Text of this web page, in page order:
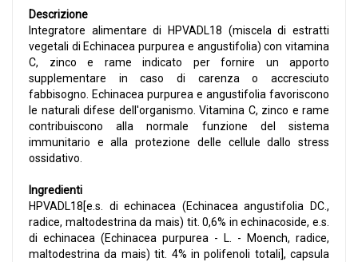
Descrizione
Integratore alimentare di HPVADL18 (miscela di estratti
vegetali di Echinacea purpurea e angustifolia) con vitamina
C, zinco e rame indicato per fornire un apporto
supplementare in caso di carenza o accresciuto
fabbisogno. Echinacea purpurea e angustifolia favoriscono
le naturali difese dell'organismo. Vitamina C, zinco e rame
contribuiscono alla normale funzione del sistema
immunitario e alla protezione delle cellule dallo stress
ossidativo.
Ingredienti
HPVADL18[e.s. di echinacea (Echinacea angustifolia DC.,
radice, maltodestrina da mais) tit. 0,6% in echinacoside, e.s.
di echinacea (Echinacea purpurea - L. - Moench, radice,
maltodestrina da mais) tit. 4% in polifenoli totali], capsula